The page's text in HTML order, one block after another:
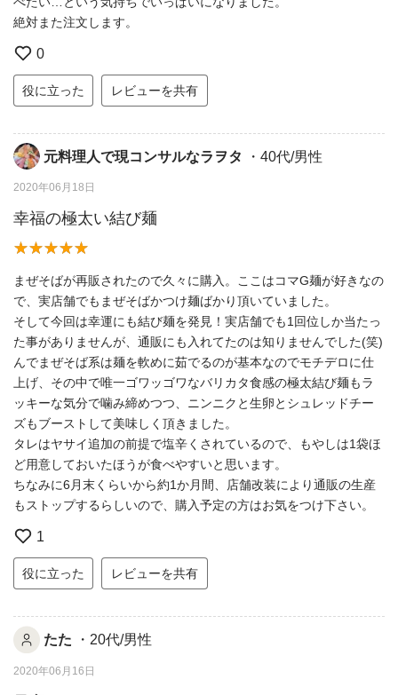
絶対また注文します。
0
役に立った レビューを共有
元料理人で現コンサルなラヲタ ・40代/男性
2020年06月18日
幸福の極太い結び麺
まぜそばが再販されたので久々に購入。ここはコマG麺が好きなの
で、実店舗でもまぜそばかつけ麺ばかり頂いていました。
そして今回は幸運にも結び麺を発見！実店舗でも1回位しか当たっ
た事がありませんが、通販にも入れてたのは知りませんでした(笑)
んでまぜそば系は麺を軟めに茹でるのが基本なのでモチデロに仕
上げ、その中で唯一ゴワッゴワなバリカタ食感の極太結び麺もラ
ッキーな気分で噛み締めつつ、ニンニクと生卵とシュレッドチー
ズもブーストして美味しく頂きました。
タレはヤサイ追加の前提で塩辛くされているので、もやしは1袋ほ
ど用意しておいたほうが食べやすいと思います。
ちなみに6月末くらいから約1か月間、店舗改装により通販の生産
もストップするらしいので、購入予定の方はお気をつけ下さい。
1
役に立った レビューを共有
たた ・20代/男性
2020年06月16日